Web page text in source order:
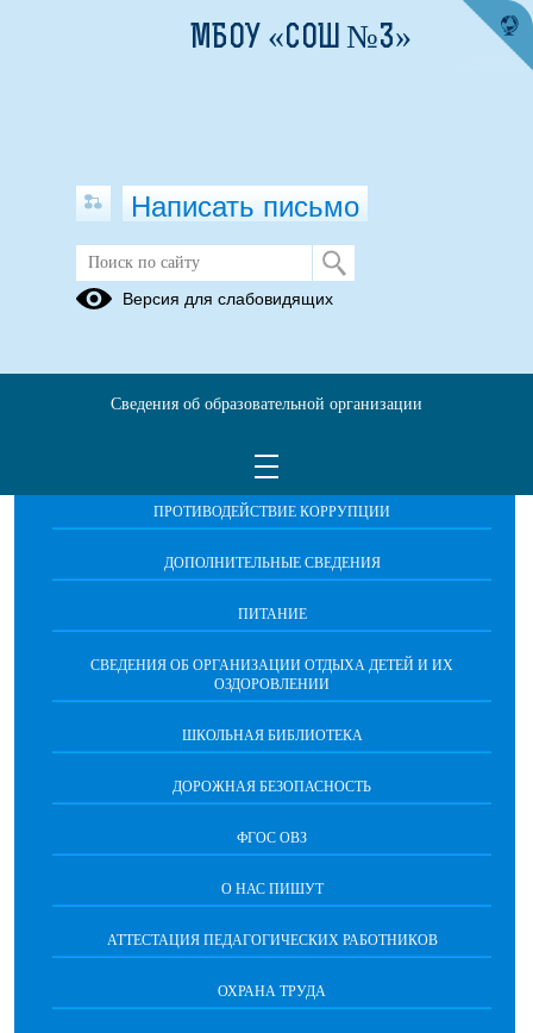
Лагерь дневного пребывания
ОБРАЩЕНИЯ ГРАЖДАН
ПРОТИВОДЕЙСТВИЕ КОРРУПЦИИ
ДОПОЛНИТЕЛЬНЫЕ СВЕДЕНИЯ
ПИТАНИЕ
СВЕДЕНИЯ ОБ ОРГАНИЗАЦИИ ОТДЫХА ДЕТЕЙ И ИХ
ОЗДОРОВЛЕНИИ
ШКОЛЬНАЯ БИБЛИОТЕКА
ДОРОЖНАЯ БЕЗОПАСНОСТЬ
ФГОС ОВЗ
О НАС ПИШУТ
АТТЕСТАЦИЯ ПЕДАГОГИЧЕСКИХ РАБОТНИКОВ
ОХРАНА ТРУДА
МБОУ «СОШ №3»
Написать письмо
Версия для слабовидящих
Сведения об образовательной организации